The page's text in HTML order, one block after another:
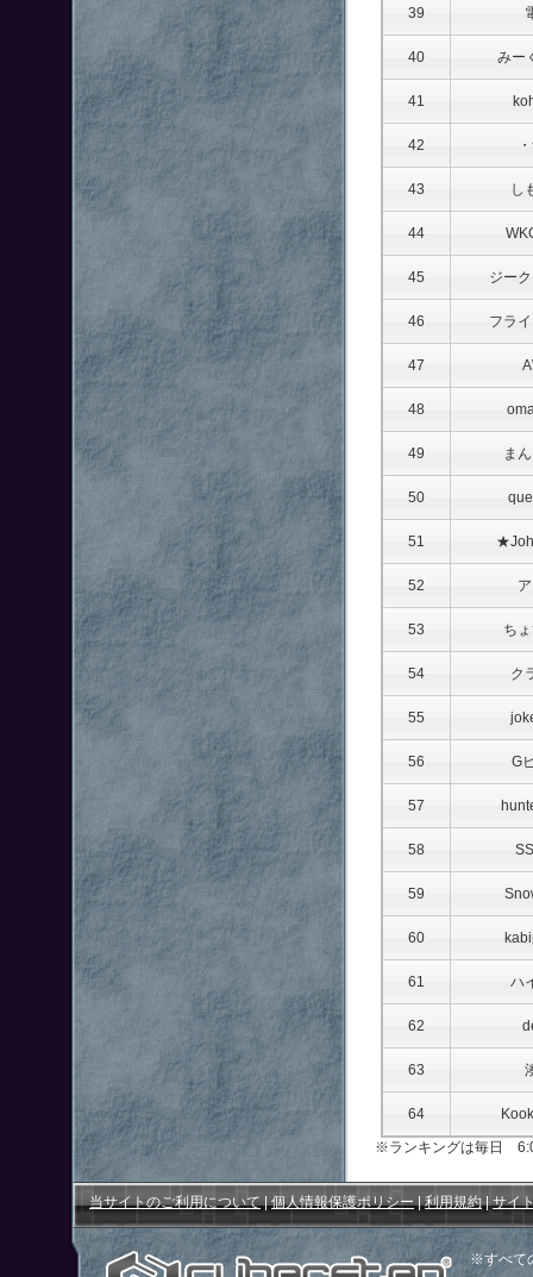
39
40 みー
41
42
43 し
44
45 ジー
46 フラ
47
48
49 ま
50
51
52
53 ち
54 ク
55
56 G
57
58
59
60
61 ハ
62
63
64
※ランキングは毎日
当サイトのご利用について| 個人情報保護ポリシー| 利用規約| サイ
※すべて